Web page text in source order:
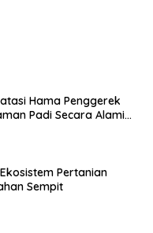
Hama Penggerek
Padi Secara Alami
Pertanian
Sempit